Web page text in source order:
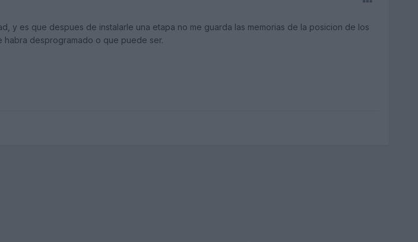
y es que despues de instalarle una etapa no me guarda las memorias de la posicion de los
habra desprogramado o que puede ser.